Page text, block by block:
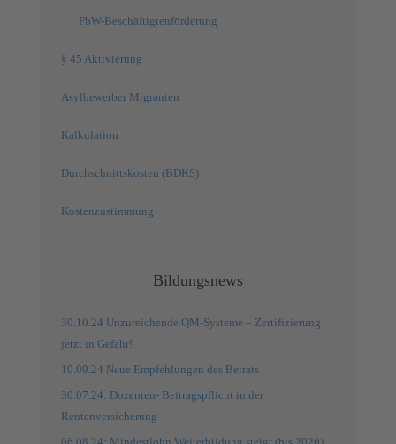
FbW-Beschäftigtenförderung
§ 45 Aktivierung
Asylbewerber Migranten
Kalkulation
Durchschnittskosten (BDKS)
Kostenzustimmung
Bildungsnews
30.10.24 Unzureichende QM-Systeme – Zertifizierung
jetzt in Gefahr!
10.09.24 Neue Empfehlungen des Beirats
30.07.24: Dozenten- Beitragspflicht in der
Rentenversicherung